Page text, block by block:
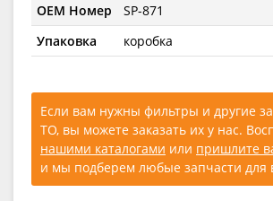
OEM Номер
SP-871
Упаковка
коробка
Если вам нужны фильтры и другие
ТО, вы можете заказать их у нас.
нашими каталогами или пришлите
и мы подберем любые запчасти для